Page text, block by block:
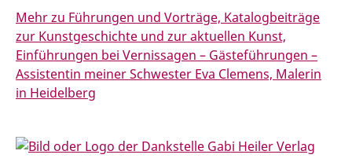
Mehr zu Führungen und Vorträge, Katalogbeiträge
zur Kunstgeschichte und zur aktuellen Kunst,
Einführungen bei Vernissagen – Gästeführungen –
Assistentin meiner Schwester Eva Clemens, Malerin
in Heidelberg